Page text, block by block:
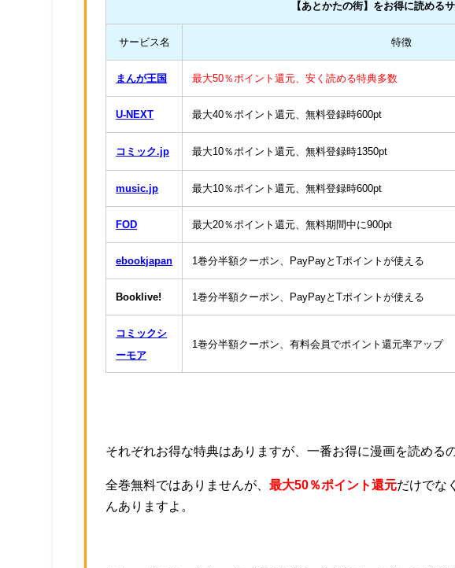
【あとかたの街】をお得に読める
サービス名 特徴
まんが王国 最大50％ポイント還元、安く読める特典多数
U-NEXT 最大40％ポイント還元、無料登録時600pt
コミック.jp 最大10％ポイント還元、無料登録時1350pt
music.jp 最大10％ポイント還元、無料登録時600pt
FOD 最大20％ポイント還元、無料期間中に900pt
ebookjapan 1巻分半額クーポン、PayPayとTポイントが使える
Booklive! 1巻分半額クーポン、PayPayとTポイントが使える
コミックシ
ーモア
1巻分半額クーポン、有料会員でポイント還元率アップ
それぞれお得な特典はありますが、一番お得に漫画を読める
全巻無料ではありませんが、最大50％ポイント還元だけでな
んありますよ。